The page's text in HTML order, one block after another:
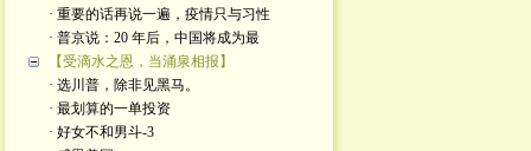
· 重要的话再说一遍，疫情只与习性
· 普京说：20 年后，中国将成为最
【受滴水之恩，当涌泉相报】
· 选川普，除非见黑马。
· 最划算的一单投资
· 好女不和男斗-3